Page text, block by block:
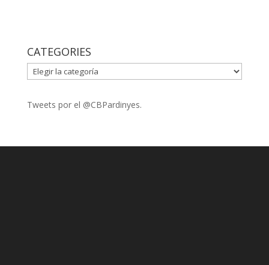
CATEGORIES
CATEGORIES
Tweets por el @CBPardinyes.